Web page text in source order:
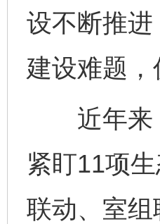
设不断推
建设难题
近年来，
紧盯11项
联动、室